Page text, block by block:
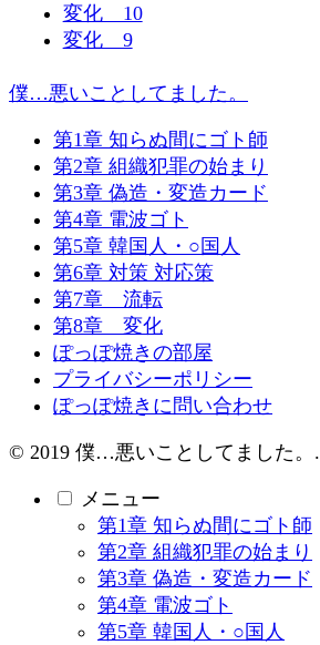
変化 10
変化 9
僕…悪いことしてました。
第1章 知らぬ間にゴト師
第2章 組織犯罪の始まり
第3章 偽造・変造カード
第4章 電波ゴト
第5章 韓国人・○国人
第6章 対策 対応策
第7章 流転
第8章 変化
ぽっぽ焼きの部屋
プライバシーポリシー
ぽっぽ焼きに問い合わせ
© 2019 僕…悪いことしてました。.
メニュー
第1章 知らぬ間にゴト師
第2章 組織犯罪の始まり
第3章 偽造・変造カード
第4章 電波ゴト
第5章 韓国人・○国人